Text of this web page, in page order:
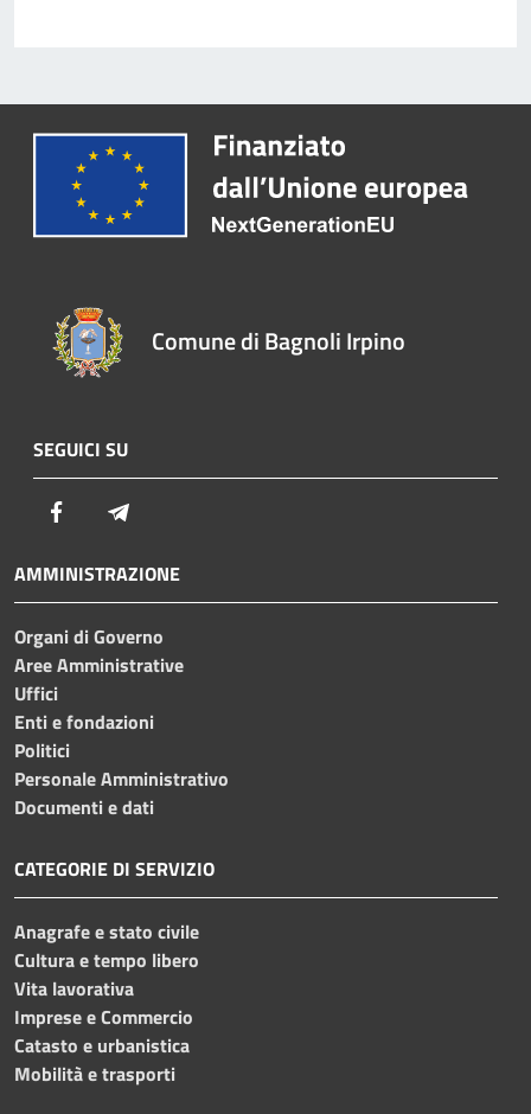
Comune di Bagnoli Irpino
SEGUICI SU
Facebook
AMMINISTRAZIONE
Organi di Governo
Aree Amministrative
Uffici
Enti e fondazioni
Politici
Personale Amministrativo
Documenti e dati
CATEGORIE DI SERVIZIO
Anagrafe e stato civile
Cultura e tempo libero
Vita lavorativa
Imprese e Commercio
Catasto e urbanistica
Mobilità e trasporti